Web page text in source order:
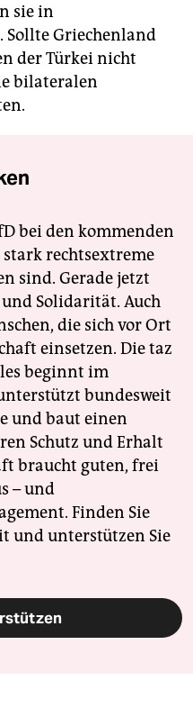
sie in
Sollte Griechenland
der Türkei nicht
bilateralen
bei den kommenden
rechtsextreme
sind. Gerade jetzt
Solidarität. Auch
die sich vor Ort
einsetzen. Die taz
beginnt im
bundesweit
und baut einen
Schutz und Erhalt
braucht guten, frei
– und
Finden Sie
und unterstützen Sie